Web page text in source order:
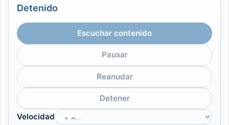
Detenido
Escuchar contenido
Pausar
Reanudar
Detener
Velocidad